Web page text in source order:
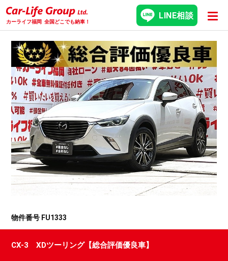
カーライフ福岡 全国どこでも納車！
LINE相談
物件番号 FU1333
CX-3 XDツーリング【総合評価優良車】